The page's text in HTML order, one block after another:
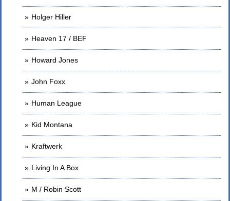
Holger Hiller
Heaven 17 / BEF
Howard Jones
John Foxx
Human League
Kid Montana
Kraftwerk
Living In A Box
M / Robin Scott